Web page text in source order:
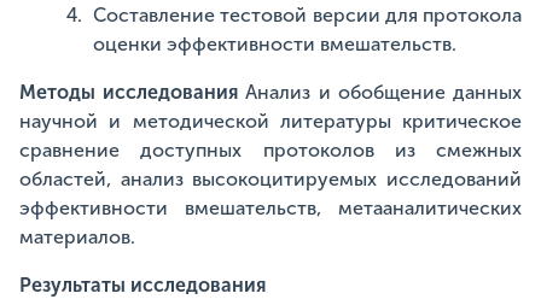
Составление тестовой версии для протокола
оценки эффективности вмешательств.
Методы исследования Анализ и обобщение данных
научной и методической литературы критическое
сравнение доступных протоколов из смежных
областей, анализ высокоцитируемых исследований
эффективности вмешательств, метааналитических
материалов.
Результаты исследования